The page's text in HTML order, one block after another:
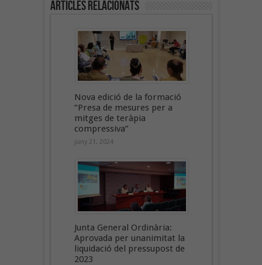
Articles Relacionats
Nova edició de la formació
“Presa de mesures per a
mitges de teràpia
compressiva”
juny 21, 2024
Junta General Ordinària:
Aprovada per unanimitat la
liquidació del pressupost de
2023